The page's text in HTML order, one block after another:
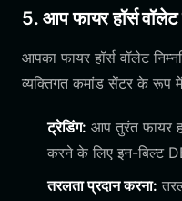
5. आप फायर हॉर्स
आपका फायर हॉर्स वॉलेट
व्यक्तिगत कमांड सेंटर के रूप में
ट्रेडिंग: आप तुरंत फायर
करने के लिए इन-बिल्ट
तरलता प्रदान करना: